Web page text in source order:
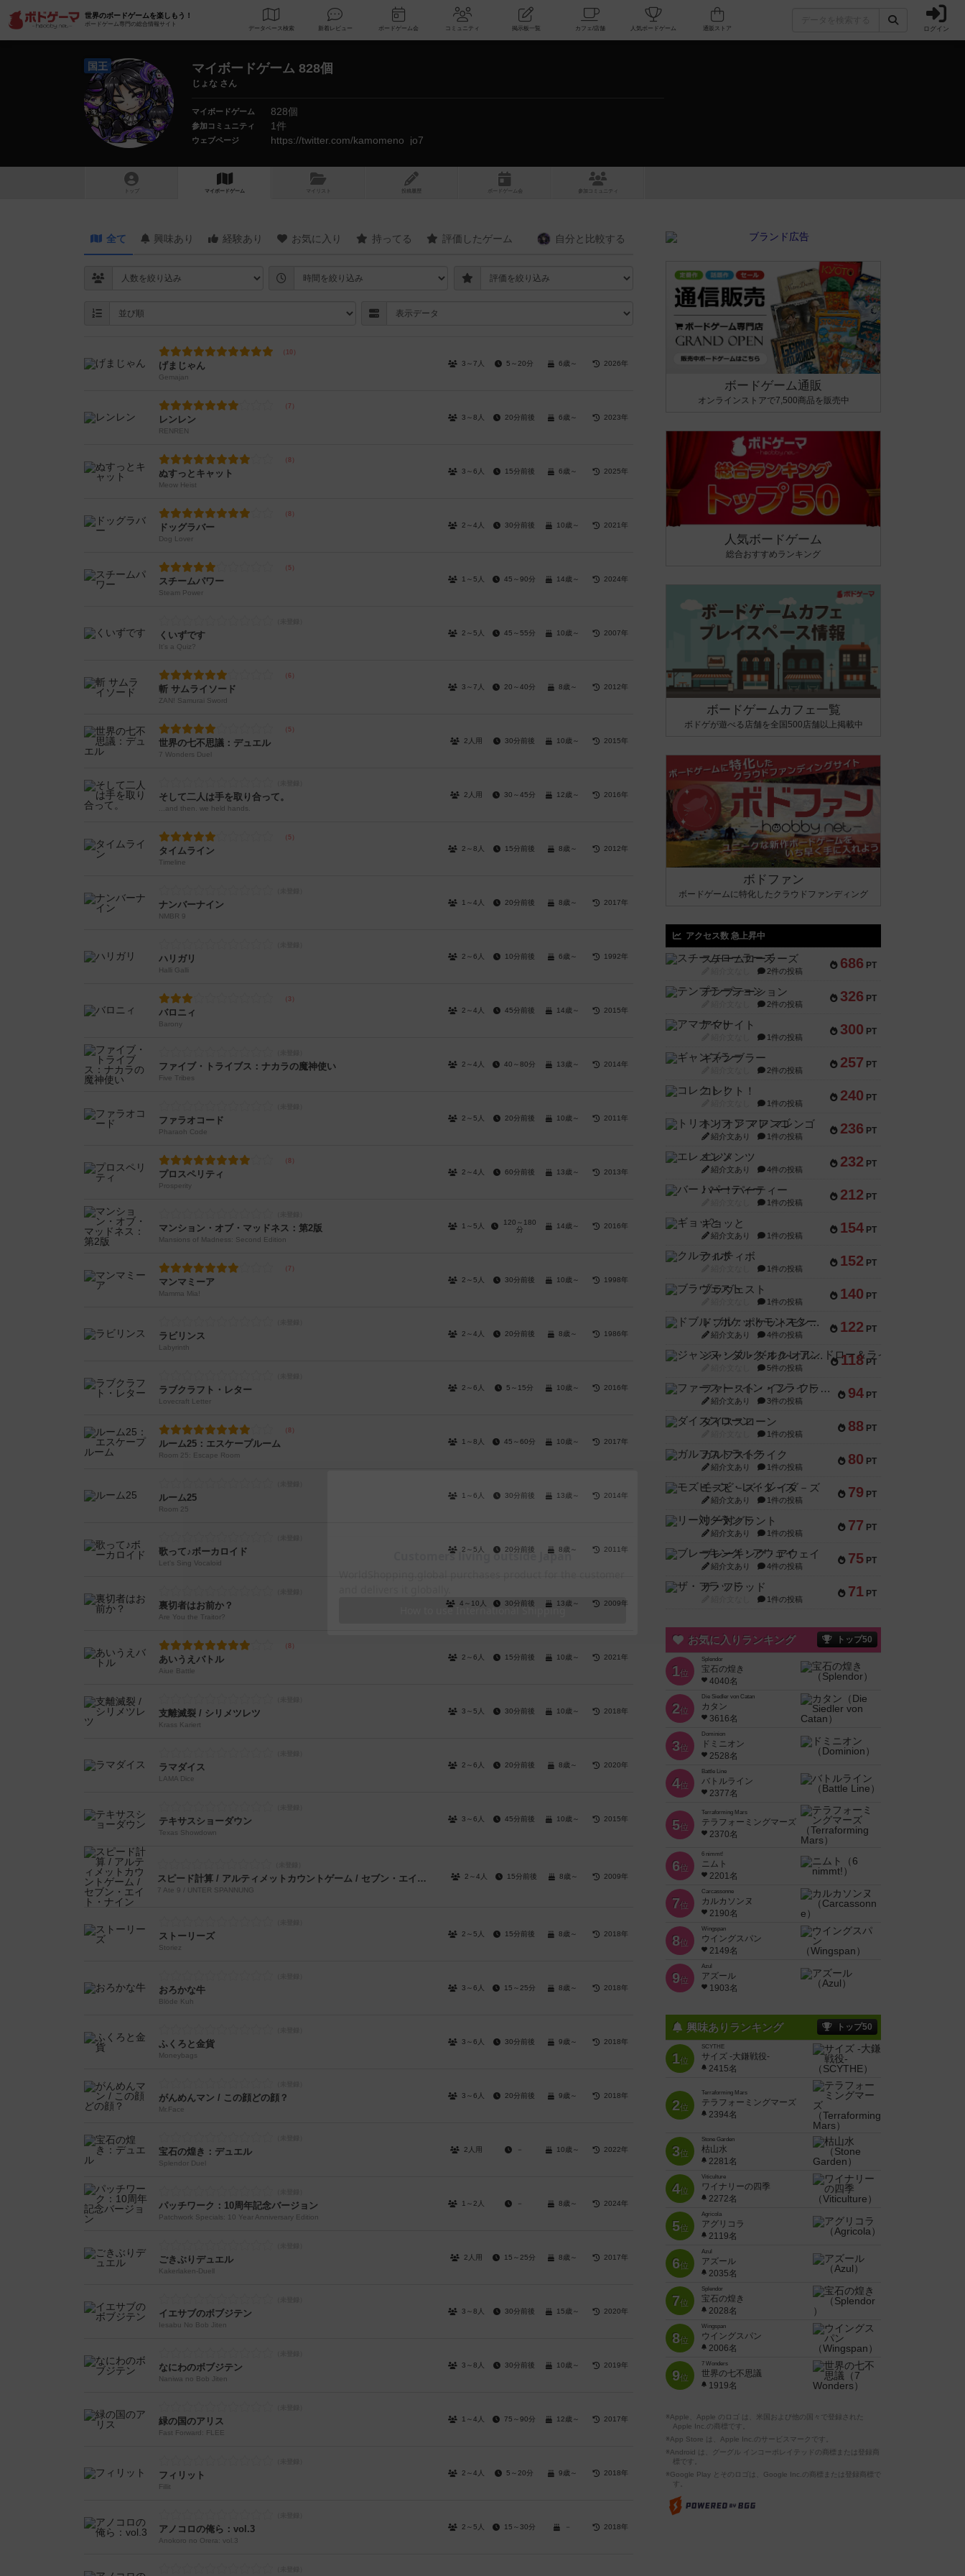
世界のボードゲームを楽しもう！
ボードゲーム専門の総合情報サイト
データベース 検索 新着レビュー ボードゲーム会 コミュニティ 掲示板一覧 カフェ/店舗 人気ボードゲーム ログイン
国王 マイボードゲーム 828個
じょな さん
マイボードゲーム 828個
参加コミュニティ 1件
ウェブページ https://twitter.com/kamomeno_jo7
トップ マイボードゲーム マイリスト 投稿履歴 ボ ドゲ ーム コミュニティ
全て 興味あり 経験あり お気に入り 持ってる 評価したゲーム 自分と 比較する
げまじゃん
Gemajan
3～7人 5～20分 6歳～ 2026年
レンレン
RENREN
3～8人 20分前後 6歳～ 2023年
ぬすっとキャット
Meow Heist
3～6人 15分前後 6歳～ 2025年
ドッグラバー
Dog Lover
2～4人 30分前後 10歳～ 2021年
スチームパワー
Steam Power
1～5人 45～90分 14歳～ 2024年
くいずです
It's a Quiz?
2～5人 45～55分 10歳～ 2007年
斬 サムライソード
ZAN! Samurai Sword
3～7人 20～40分 8歳～ 2012年
世界の七不思議：デュエル
7 Wonders Duel
2人用 30分前後 10歳～ 2015年
そして二人は手を取り合って。
...and then. we held hands.
2人用 30～45分 12歳～ 2016年
タイムライン
Timeline
2～8人 15分前後 8歳～ 2012年
ナンバーナイン
NMBR 9
1～4人 20分前後 8歳～ 2017年
ハリガリ
Halli Galli
2～6人 10分前後 6歳～ 1992年
バロニィ
Barony
2～4人 45分前後 14歳～ 2015年
ファイブ・トライブス：ナカラの魔神使い
Five Tribes
2～4人 40～80分 13歳～ 2014年
ファラオコード
Pharaoh Code
2～5人 20分前後 10歳～ 2011年
プロスペリティ
Prosperity
2～4人 60分前後 13歳～ 2013年
マンション・オブ・マッドネス：第2版
Mansions of Madness: Second Edition
1～5人
120～180
分
14歳～ 2016年
マンマミーア
Mamma Mia!
2～5人 30分前後 10歳～ 1998年
ラビリンス
Labyrinth
2～4人 20分前後 8歳～ 1986年
ラブクラフト・レター
Lovecraft Letter
2～6人 5～15分 10歳～ 2016年
ルーム25：エスケープルーム
Room 25: Escape Room
1～8人 45～60分 10歳～ 2017年
ルーム25
Room 25
1～6人 30分前後 13歳～ 2014年
歌って♪ボーカロイド
Let's Sing Vocaloid
2～5人 20分前後 8歳～ 2011年
裏切者はお前か？
Are You the Traitor?
4～10人 30分前後 13歳～ 2009年
あいうえバトル
Aiue Battle
2～6人 15分前後 10歳～ 2021年
支離滅裂 / シリメツレツ
Krass Kariert
3～5人 30分前後 10歳～ 2018年
ラマダイス
LAMA Dice
2～6人 20分前後 8歳～ 2020年
テキサスショーダウン
Texas Showdown
3～6人 45分前後 10歳～ 2015年
スピード計算 / アルティメットカウントゲーム / セブン・エイト・ナイン
7 Ate 9 / UNTER SPANNUNG
2～4人 15分前後 8歳～ 2009年
ストーリーズ
Storiez
2～5人 15分前後 8歳～ 2018年
おろかな牛
Blöde Kuh
3～6人 15～25分 8歳～ 2018年
ふくろと金貨
Moneybags
3～6人 30分前後 9歳～ 2018年
がんめんマン / この顔どの顔？
Mr.Face
3～6人 20分前後 9歳～ 2018年
宝石の煌き：デュエル
Splendor Duel
2人用 － 10歳～ 2022年
パッチワーク：10周年記念バージョン
Patchwork Specials: 10 Year Anniversary Edition
1～2人 － 8歳～ 2024年
ごきぶりデュエル
Kakerlaken-Duell
2人用 15～25分 8歳～ 2017年
イエサブのボブジテン
Iesabu No Bob Jiten
3～8人 30分前後 15歳～ 2020年
なにわのボブジテン
Naniwa no Bob Jiten
3～8人 30分前後 10歳～ 2019年
緑の国のアリス
Fast Forward: FLEE
1～4人 75～90分 12歳～ 2017年
フィリット
Fillit
2～4人 5～20分 9歳～ 2018年
アノコロの俺ら：vol.3
Anokoro no Orera: vol.3
2～5人 15～30分 － 2018年
ボードゲーム通販
オンラインストアで7,500商品を販売中
人気ボードゲーム
総合おすすめランキング
ボードゲームカフェ一覧
ボドゲが遊べる店舗を全国500店舗以上掲載中
ボドファン
ボードゲームに特化したクラウドファンディング
アクセス数 急上昇中
686 PT
スチームローラーズ
2件の投稿
326 PT
テンプテーション
2件の投稿
300 PT
アマナイト
1件の投稿
257 PT
ギャンブラー
2件の投稿
240 PT
コレクト！
1件の投稿
236 PT
トリオンフ ア マレンゴ
紹介文あり 1件の投稿
232 PT
エレメンツ
紹介文あり 4件の投稿
212 PT
バー！パーティー
1件の投稿
154 PT
ギョッと
紹介文あり 1件の投稿
152 PT
クルティボ
1件の投稿
140 PT
ブラヴェスト
1件の投稿
122 PT
ドブル：ポケットモンスター
紹介文あり 4件の投稿
118 PT
ジャンヌ・ダルク-オルレアン ドロー＆ライト
5件の投稿
94 PT
ファースト・イン・フライト
紹介文あり 3件の投稿
88 PT
ダイススローン
1件の投稿
80 PT
ガルフストライク
紹介文あり 1件の投稿
79 PT
モズビ－ズ・レイダ－ズ
紹介文あり 1件の投稿
77 PT
リー対グラント
紹介文あり 1件の投稿
75 PT
ブレーキング・アウェイ
紹介文あり 4件の投稿
71 PT
ザ・フラッド
1件の投稿
お気に入りランキング トップ50
1位
Splendor
宝石の煌き
4040名
2位
Die Siedler von Catan
カタン
3616名
3位
Dominion
ドミニオン
2528名
4位
Battle Line
バトルライン
2377名
5位
Terraforming Mars
テラフォーミングマーズ
2370名
6位
6 nimmt!
ニムト
2201名
7位
Carcassonne
カルカソンヌ
2190名
8位
Wingspan
ウイングスパン
2149名
9位
Azul
アズール
1903名
興味ありランキング トップ50
1位
SCYTHE
サイズ -大鎌戦役-
2415名
2位
Terraforming Mars
テラフォーミングマーズ
2394名
3位
Stone Garden
枯山水
2281名
4位
Viticulture
ワイナリーの四季
2272名
5位
Agricola
アグリコラ
2119名
6位
Azul
アズール
2035名
7位
Splendor
宝石の煌き
2028名
8位
Wingspan
ウイングスパン
2006名
9位
7 Wonders
世界の七不思議
1919名
※Apple、Apple のロゴ は、米国および他の国々で登録された
Apple Inc.の商標です。
※App Store は、Apple Inc.のサービスマークです。
※Android は、グーグル インコーポレイテッドの商標または登録商
標です。
※Google Play とそのロゴは、Google Inc.の商標または登録商標で
す。